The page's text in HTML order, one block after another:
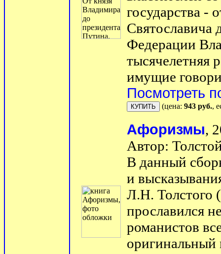
государства -
Святославича
Федерации
тысячелетняя
имущие
Посмотреть
(цена: 943 руб.,
Афоризмы,
Автор:
В данный
и
Л.Н. Толстого
прославился
романистов
оригинальный